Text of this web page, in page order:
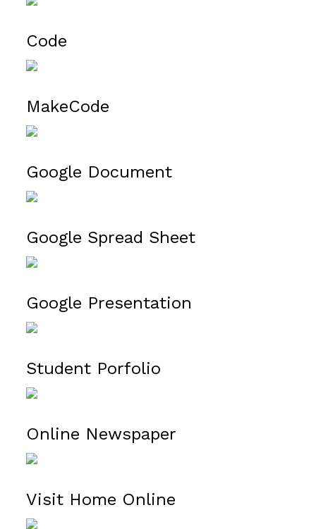
Code
MakeCode
Google Document
Google Spread Sheet
Google Presentation
Student Porfolio
Online Newspaper
Visit Home Online